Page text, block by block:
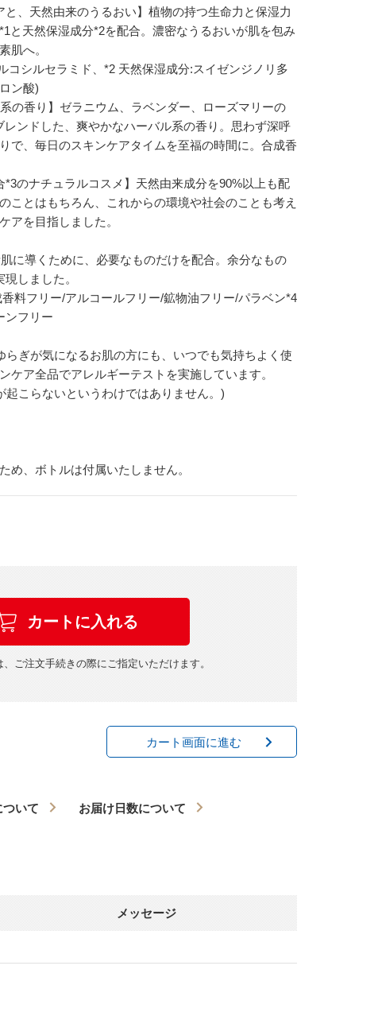
、天然由来のうるおい】植物の持つ生命力と保湿力
と天然保湿成分*2を配合。濃密なうるおいが肌を包み
肌へ。
コシルセラミド、*2 天然保湿成分:スイゼンジノリ多
ン酸)
の香り】ゼラニウム、ラベンダー、ローズマリーの
レンドした、爽やかなハーバル系の香り。思わず深呼
で、毎日のスキンケアタイムを至福の時間に。合成香
のナチュラルコスメ】天然由来成分を90%以上も配
ことはもちろん、これからの環境や社会のことも考え
アを目指しました。
に導くために、必要なものだけを配合。余分なもの
しました。
料フリー/アルコールフリー/鉱物油フリー/パラベン*4
ンフリー
ぎが気になるお肌の方にも、いつでも気持ちよく使
ケア全品でアレルギーテストを実施しています。
こらないというわけではありません。)
め、ボトルは付属いたしません。
ご注文手続きの際にご指定いただけます。
カート画面に進む
いて お届け日数について
メッセージ